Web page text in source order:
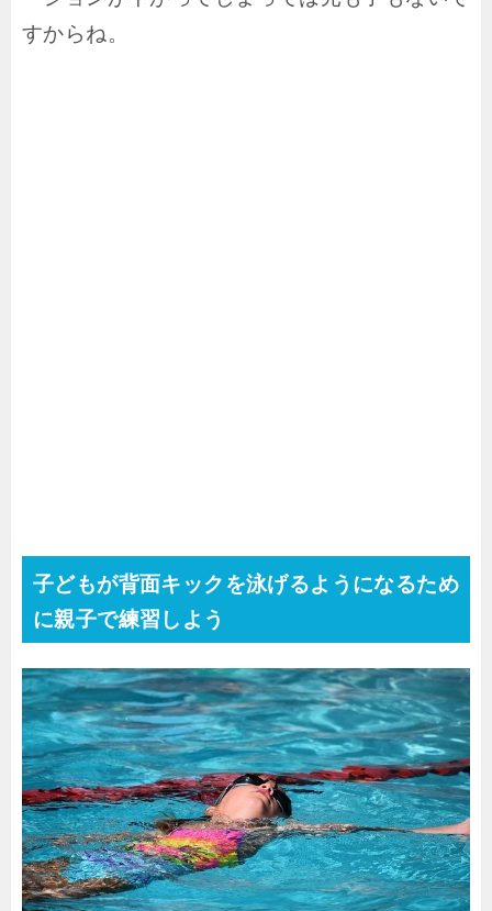
すからね。
子どもが背面キックを泳げるようになるため
に親子で練習しよう